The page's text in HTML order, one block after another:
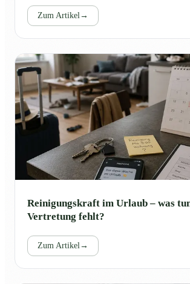
Zum Artikel →
Reinigungskraft im Urlaub – was
Vertretung fehlt?
Zum Artikel →